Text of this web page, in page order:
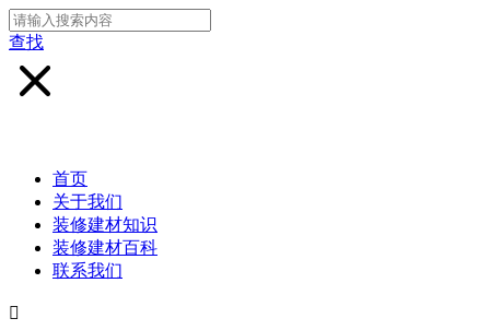
查找
首页
关于我们
装修建材知识
装修建材百科
联系我们
